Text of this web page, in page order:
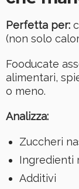
Perfetta per:
(non solo
Fooducate
alimentari,
o meno.
Analizza:
Zuccheri
Ingredienti
Additivi